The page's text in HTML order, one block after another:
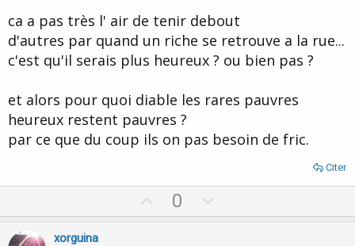
ca a pas très l' air de tenir debout
d'autres par quand un riche se retrouve a la rue...
c'est qu'il serais plus heureux ? ou bien pas ?
et alors pour quoi diable les rares pauvres
heureux restent pauvres ?
par ce que du coup ils on pas besoin de fric.
Citer
p
0
o
xorguina